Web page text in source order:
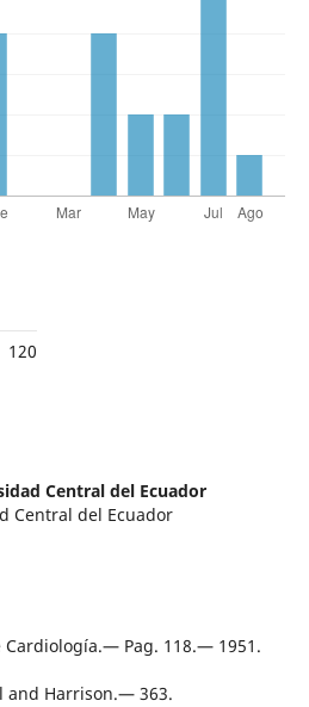
120
Central del Ecuador
Central del Ecuador
Pag. 118.— 1951.
and Harrison.— 363.